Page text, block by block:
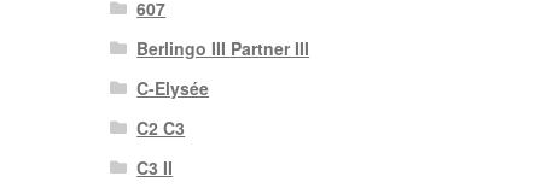
607
Berlingo III Partner III
C-Elysée
C2 C3
C3 II